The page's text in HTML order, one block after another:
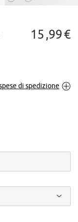
ingrandire
15 99€
di spedizione